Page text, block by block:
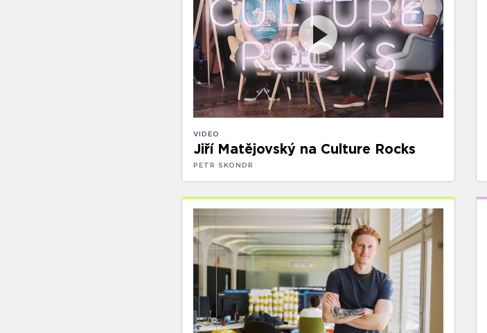
VIDEO
Jiří Matějovský na Culture Rocks
PETR SKONDR